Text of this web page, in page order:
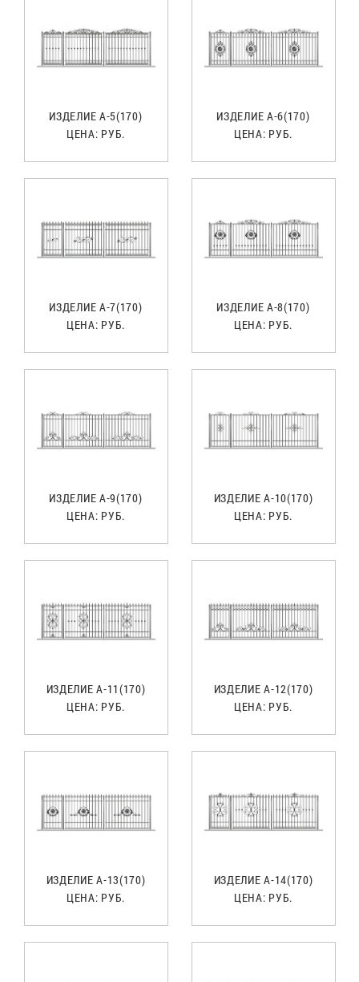
ИЗДЕЛИЕ А-5(170)
ЦЕНА: РУБ.
ИЗДЕЛИЕ А-6(170)
ЦЕНА: РУБ.
ИЗДЕЛИЕ А-7(170)
ЦЕНА: РУБ.
ИЗДЕЛИЕ А-8(170)
ЦЕНА: РУБ.
ИЗДЕЛИЕ А-9(170)
ЦЕНА: РУБ.
ИЗДЕЛИЕ А-10(170)
ЦЕНА: РУБ.
ИЗДЕЛИЕ А-11(170)
ЦЕНА: РУБ.
ИЗДЕЛИЕ А-12(170)
ЦЕНА: РУБ.
ИЗДЕЛИЕ А-13(170)
ЦЕНА: РУБ.
ИЗДЕЛИЕ А-14(170)
ЦЕНА: РУБ.